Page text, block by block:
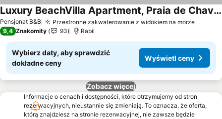
Pensjonat B&B Przestronne zakwaterowanie z widokiem na morze
Luxury BeachVilla Apartment, Praia de Chaves, Boa Vista
Wyświetl ceny
9,4 Znakomity 93 Rabil
Wybierz daty, aby sprawdzić
dokładne ceny
Wyświetl ceny
Zobacz więcej
Informacje o cenach i dostępności, które otrzymujemy od stron
rezerwacyjnych, nieustannie się zmieniają. To oznacza, że oferta,
którą znajdziesz na stronie rezerwacyjnej, nie zawsze będzie